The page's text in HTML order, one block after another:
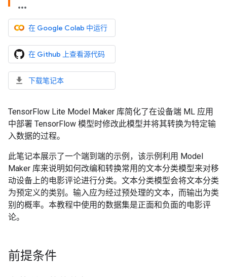
在 Google Colab 中运行
在 Github 上查看源代码
下载笔记本
TensorFlow Lite Model Maker 库简化了在设备端 ML 应用
中部署 TensorFlow 模型时修改此模型并将其转换为特定输
入数据的过程。
此笔记本展示了一个端到端的示例，该示例利用 Model
Maker 库来说明如何改编和转换常用的文本分类模型来对移
动设备上的电影评论进行分类。文本分类模型会将文本分类
为预定义的类别。输入应为经过预处理的文本，而输出为类
别的概率。本教程中使用的数据集是正面和负面的电影评
论。
前提条件